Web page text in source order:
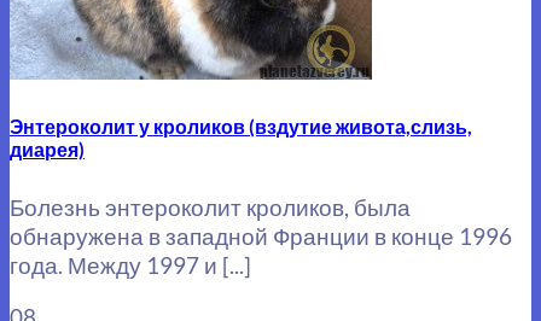
Энтероколит у кроликов (вздутие живота,слизь,
диарея)
Болезнь энтероколит кроликов, была
обнаружена в западной Франции в конце 1996
года. Между 1997 и [...]